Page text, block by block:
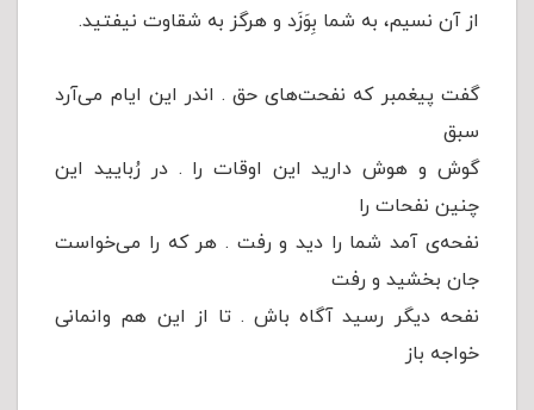
از آن نسیم، به شما بِوَزَد و هرگز به شقاوت نیفتید.
گفت پیغمبر که نفحت‌های حق . اندر این ایام می‌آرد
سبق
گوش و هوش دارید این اوقات را . در رُبایید این
چنین نفحات را
نفحه‌ی آمد شما را دید و رفت . هر که را می‌خواست
جان بخشید و رفت
نفحه دیگر رسید آگاه باش . تا از این هم وانمانی
خواجه باز